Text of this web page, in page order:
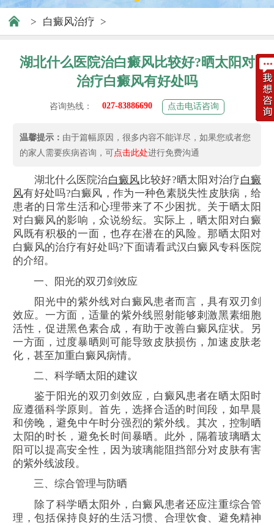
> 白癜风治疗 >
湖北什么医院治白癜风比较好?晒太阳对
治疗白癜风有好处吗
咨询热线： 027-83886690 点击电话咨询
温馨提示： 由于篇幅原因，很多内容不能详尽，如果您或者您
的家人需要疾病咨询，可点击此处进行免费沟通
湖北什么医院治白癜风比较好?晒太阳对治疗白癜
风有好处吗?白癜风，作为一种色素脱失性皮肤病，给
患者的日常生活和心理带来了不少困扰。关于晒太阳
对白癜风的影响，众说纷纭。实际上，晒太阳对白癜
风既有积极的一面，也存在潜在的风险。那晒太阳对
白癜风的治疗有好处吗?下面请看武汉白癜风专科医院
的介绍。
一、阳光的双刃剑效应
阳光中的紫外线对白癜风患者而言，具有双刃剑
效应。一方面，适量的紫外线照射能够刺激黑素细胞
活性，促进黑色素合成，有助于改善白癜风症状。另
一方面，过度暴晒则可能导致皮肤损伤，加速皮肤老
化，甚至加重白癜风病情。
二、科学晒太阳的建议
鉴于阳光的双刃剑效应，白癜风患者在晒太阳时
应遵循科学原则。首先，选择合适的时间段，如早晨
和傍晚，避免中午时分强烈的紫外线。其次，控制晒
太阳的时长，避免长时间暴晒。此外，隔着玻璃晒太
阳可以提高安全性，因为玻璃能阻挡部分对皮肤有害
的紫外线波段。
三、综合管理与防晒
除了科学晒太阳外，白癜风患者还应注重综合管
理，包括保持良好的生活习惯、合理饮食、避免精神